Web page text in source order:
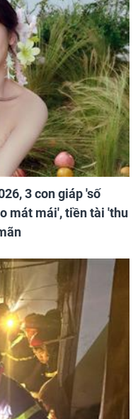
3 con giáp 'số
mát mái', tiền tài 'thu